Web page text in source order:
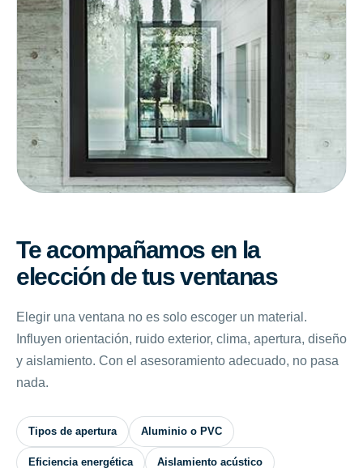
Te acompañamos en la
elección de tus ventanas
Elegir una ventana no es solo escoger un material.
Influyen orientación, ruido exterior, clima, apertura, diseño
y aislamiento. Con el asesoramiento adecuado, no pasa
nada.
Tipos de apertura Aluminio o PVC
Eficiencia energética Aislamiento acústico